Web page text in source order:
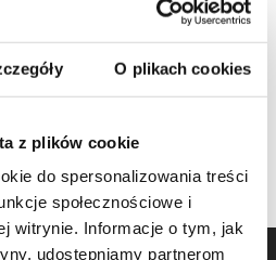
O plikach cookies
z plików cookie
do spersonalizowania treści
społecznościowe i
witrynie. Informacje o tym, jak
udostępniamy partnerom
produkcyjnym w Rzeszowie,
co roku produkowanych jest 60 mln
czego połowa jest eksportowana do 23
posiada również w Polsce centrum